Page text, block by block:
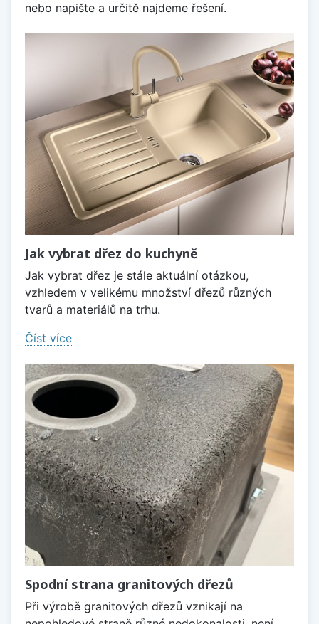
nebo napište a určitě najdeme řešení.
Jak vybrat dřez do kuchyně
Jak vybrat dřez je stále aktuální otázkou,
vzhledem v velikému množství dřezů různých
tvarů a materiálů na trhu.
Číst více
Spodní strana granitových dřezů
Při výrobě granitových dřezů vznikají na